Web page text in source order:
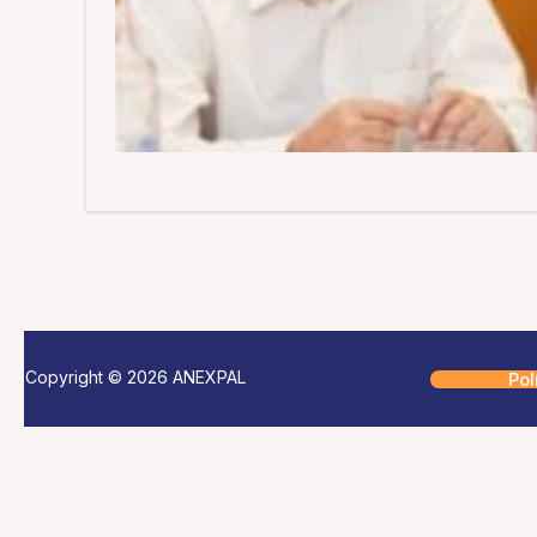
Copyright © 2026 ANEXPAL